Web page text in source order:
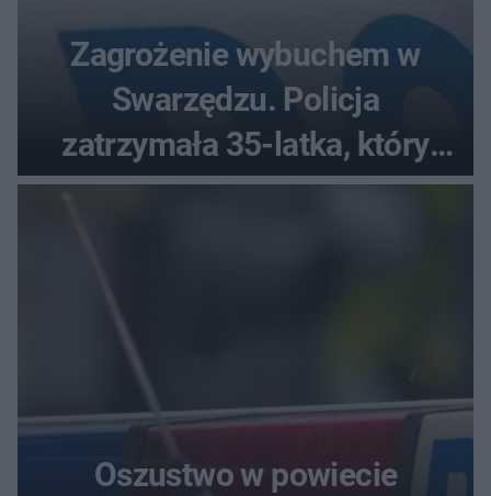
Zagrożenie wybuchem w
Swarzędzu. Policja
zatrzymała 35-latka, który
zgłosił ładunek w swoim
Oszustwo w powiecie